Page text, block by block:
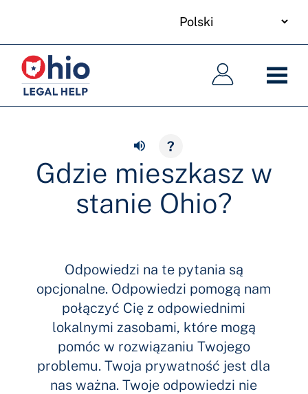
main
content
Główna
nawigacja
Główna
nawigacja
?
Gdzie mieszkasz w
stanie Ohio?
Odpowiedzi na te pytania są
opcjonalne. Odpowiedzi pomogą nam
połączyć Cię z odpowiednimi
lokalnymi zasobami, które mogą
pomóc w rozwiązaniu Twojego
problemu. Twoja prywatność jest dla
nas ważna. Twoje odpowiedzi nie